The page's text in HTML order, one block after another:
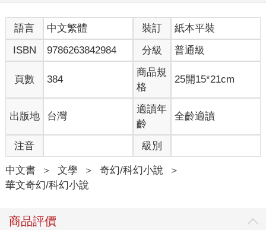
「對不起……」
他仰起頭，只能見到一片漆黑；低下頭，則是熊熊烈火。
這條長梯深遠而曲折，四通八達的分道連接著一棟棟焦黑大樓；
千百棟焦黑大樓浸在無邊無際的火海裡，像是電影裡的末日景
大樓一扇扇窗後似乎有人，那些永無止盡的悲鳴聲就是從窗子裡
「你說什麼？」在前方領路的牛頭男人聽見了他的呢喃，稍稍轉
頭，抖了抖牛鼻子問。
「阿爸、阿母……阿姊……」他一步步繼續往下，全身皮膚焦
裂，早已流不出一滴汗和一滴眼淚。他嘴巴張開，吸入肺中的是
滾燙如火的風，他沙啞地喃喃自語。「我做錯了……」
「你認錯呀？」牛頭男人摳了摳耳朵，聳聳肩說：「認錯很好
啊，知錯能改是好事；不過……該扛的罪，還是要扛。」
這個地方遠比人世間任何一處都還要深邃。
語言 中文繁體 裝訂
紙本平裝
ISBN
9786263842984 分級 普通級
頁數 384
商品規
格
25開15*21cm
出版地 台灣
適讀年
齡
全齡適讀
注音 級別
中文書 ＞ 文學 ＞ 奇幻/科幻小說
＞
華文奇幻/科幻小說
商品評價